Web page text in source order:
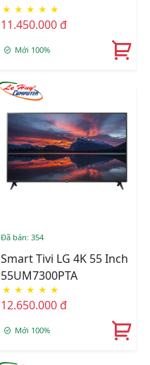
★ ★ ★ ★ ★
11.450.000 đ
Mới 100%
Đã bán: 354
Smart Tivi LG 4K 55 Inch
55UM7300PTA
★ ★ ★ ★ ★
12.650.000 đ
Mới 100%